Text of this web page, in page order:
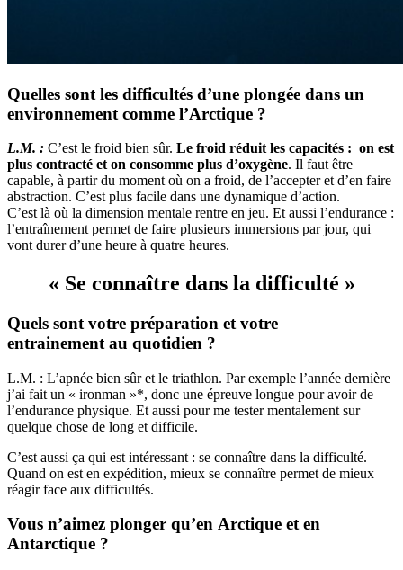
Quelles sont les difficultés d’une plongée dans un
environnement comme l’Arctique ?
L.M. : C’est le froid bien sûr. Le froid réduit les capacités : on est
plus contracté et on consomme plus d’oxygène. Il faut être
capable, à partir du moment où on a froid, de l’accepter et d’en faire
abstraction. C’est plus facile dans une dynamique d’action.
C’est là où la dimension mentale rentre en jeu. Et aussi l’endurance :
l’entraînement permet de faire plusieurs immersions par jour, qui
vont durer d’une heure à quatre heures.
« Se connaître dans la difficulté »
Quels sont votre préparation et votre
entrainement au quotidien ?
L.M. : L’apnée bien sûr et le triathlon. Par exemple l’année dernière
j’ai fait un « ironman »*, donc une épreuve longue pour avoir de
l’endurance physique. Et aussi pour me tester mentalement sur
quelque chose de long et difficile.
C’est aussi ça qui est intéressant : se connaître dans la difficulté.
Quand on est en expédition, mieux se connaître permet de mieux
réagir face aux difficultés.
Vous n’aimez plonger qu’en Arctique et en
Antarctique ?